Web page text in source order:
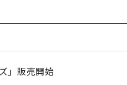
」販売開始